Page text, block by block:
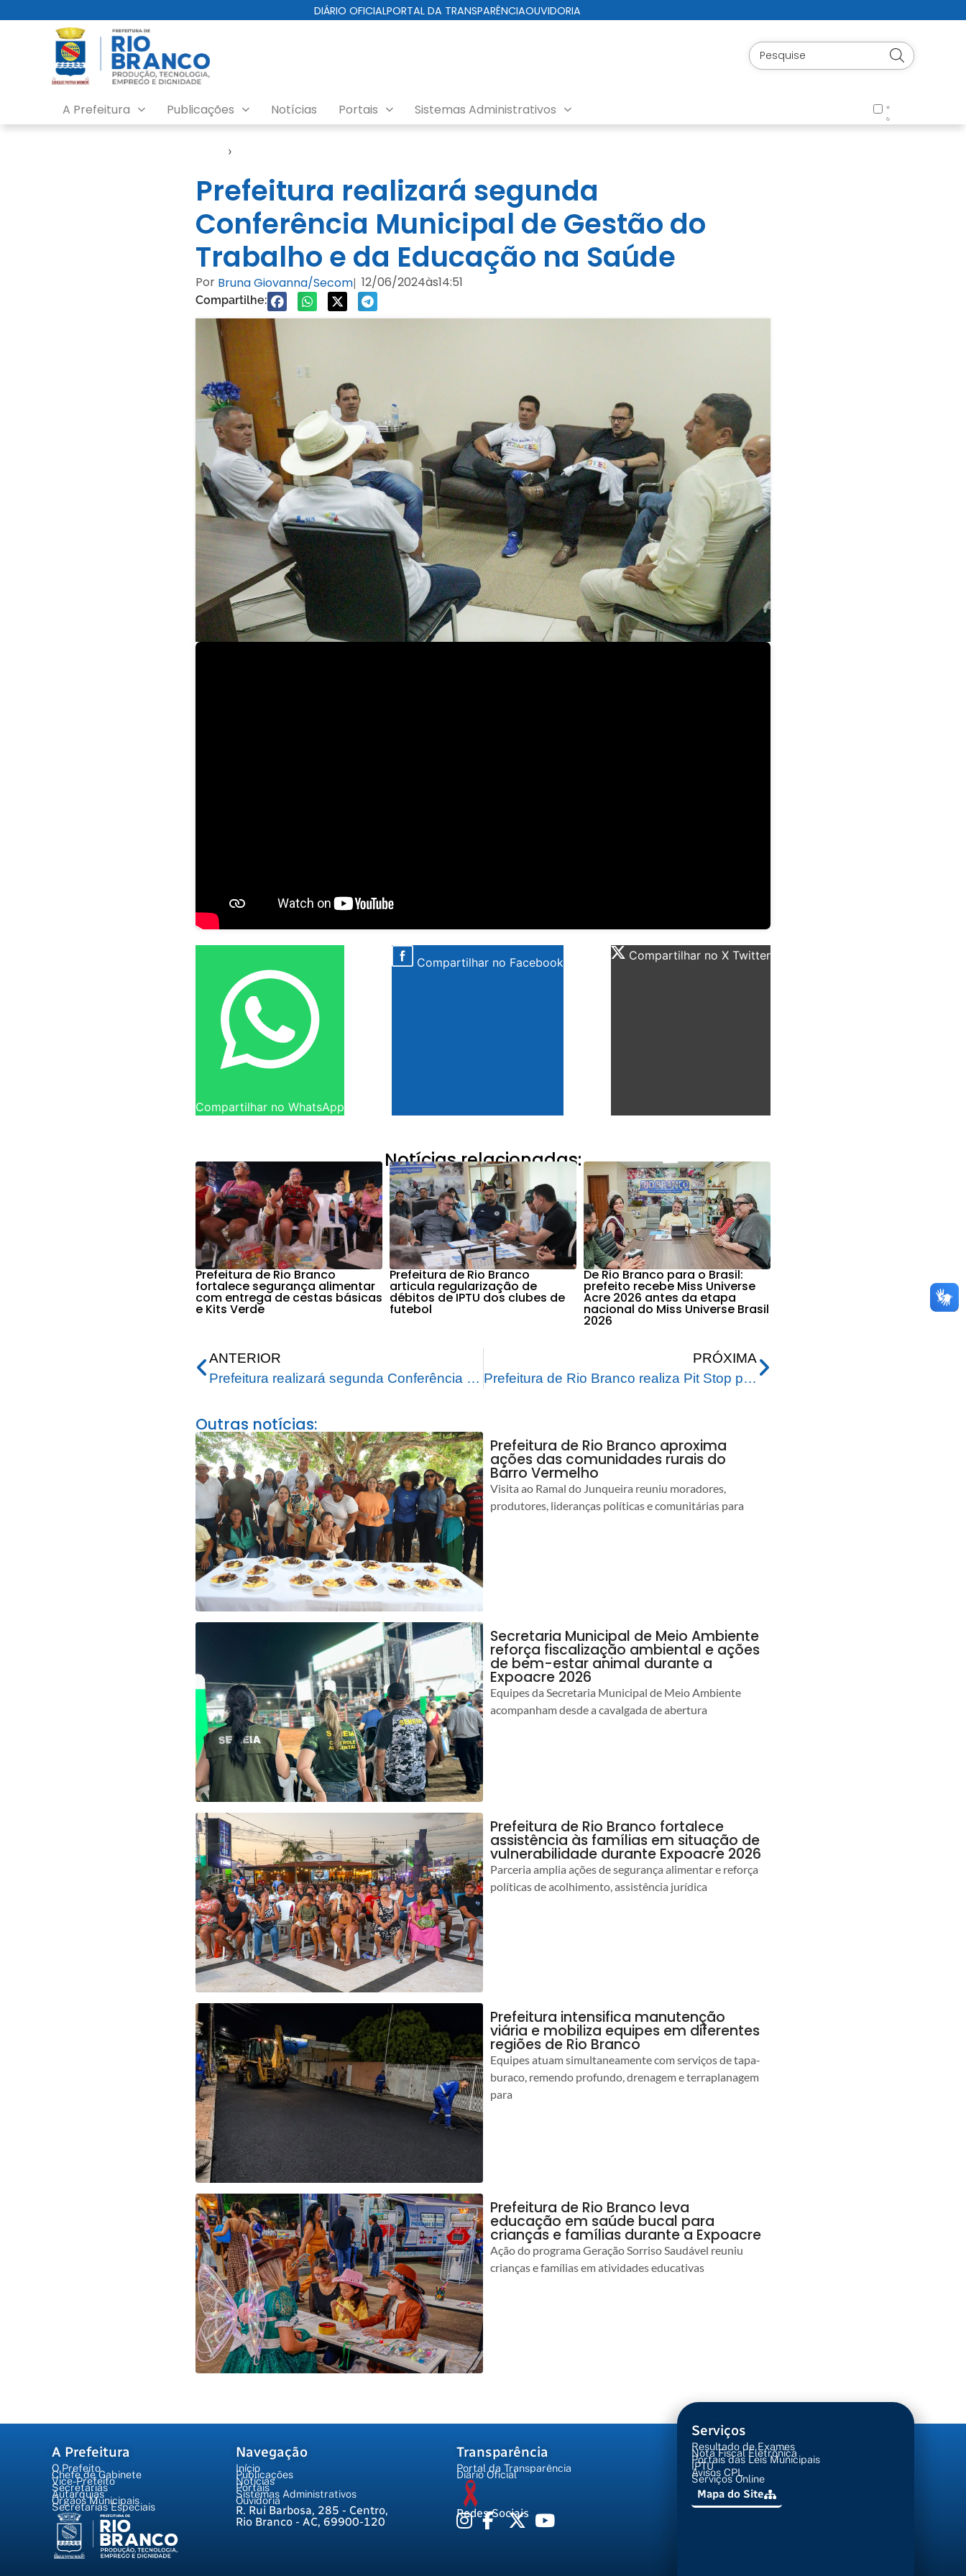
DIÁRIO OFICIALPORTAL DA TRANSPARÊNCIAOUVIDORIA
A Prefeitura Publicações Notícias Portais Sistemas Administrativos
›
Prefeitura realizará segunda
Conferência Municipal de Gestão do
Trabalho e da Educação na Saúde
Por Bruna Giovanna/Secom| 12/06/2024às14:51
Compartilhe:
Compartilhar no WhatsApp
Compartilhar no Facebook Compartilhar no X Twitter
Notícias relacionadas:
Prefeitura de Rio Branco
fortalece segurança alimentar
com entrega de cestas básicas
e Kits Verde
Prefeitura de Rio Branco
articula regularização de
débitos de IPTU dos clubes de
futebol
De Rio Branco para o Brasil:
prefeito recebe Miss Universe
Acre 2026 antes da etapa
nacional do Miss Universe Brasil
2026
ANTERIOR
Prefeitura realizará segunda Conferência Municipal de Gestão do Trabalho e da Educação na Saúde
PRÓXIMA
Prefeitura de Rio Branco realiza Pit Stop pelo Dia Mundial de Combate à Exploração do Trabalho Infantil
Outras notícias:
Prefeitura de Rio Branco aproxima
ações das comunidades rurais do
Barro Vermelho
Visita ao Ramal do Junqueira reuniu moradores,
produtores, lideranças políticas e comunitárias para
Secretaria Municipal de Meio Ambiente
reforça fiscalização ambiental e ações
de bem-estar animal durante a
Expoacre 2026
Equipes da Secretaria Municipal de Meio Ambiente
acompanham desde a cavalgada de abertura
Prefeitura de Rio Branco fortalece
assistência às famílias em situação de
vulnerabilidade durante Expoacre 2026
Parceria amplia ações de segurança alimentar e reforça
políticas de acolhimento, assistência jurídica
Prefeitura intensifica manutenção
viária e mobiliza equipes em diferentes
regiões de Rio Branco
Equipes atuam simultaneamente com serviços de tapa-
buraco, remendo profundo, drenagem e terraplanagem
para
Prefeitura de Rio Branco leva
educação em saúde bucal para
crianças e famílias durante a Expoacre
Ação do programa Geração Sorriso Saudável reuniu
crianças e famílias em atividades educativas
A Prefeitura
O Prefeito
Chefe de Gabinete
Vice-Prefeito
Secretarias
Autarquias
Órgãos Municipais
Secretarias Especiais
Navegação
Início
Publicações
Notícias
Portais
Sistemas Administrativos
Ouvidoria
R. Rui Barbosa, 285 - Centro,
Rio Branco - AC, 69900-120
Transparência
Portal da Transparência
Diário Oficial
Redes Sociais
Serviços
Resultado de Exames
Nota Fiscal Eletrônica
Portais das Leis Municipais
IPTU
Avisos CPL
Serviços Online
Mapa do Site